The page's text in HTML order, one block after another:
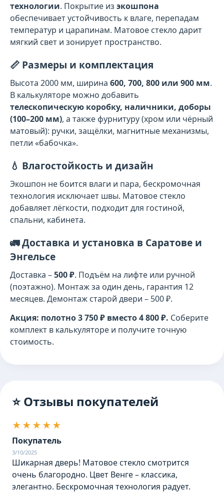
технологии. Покрытие из экошпона
обеспечивает устойчивость к влаге, перепадам
температур и царапинам. Матовое стекло дарит
мягкий свет и зонирует пространство.
📏 Размеры и комплектация
Высота 2000 мм, ширина 600, 700, 800 или 900 мм.
В калькуляторе можно добавить
телескопическую коробку, наличники, доборы
(100–200 мм), а также фурнитуру (хром или чёрный
матовый): ручки, защёлки, магнитные механизмы,
петли «бабочка».
💧 Влагостойкость и дизайн
Экошпон не боится влаги и пара, бескромочная
технология исключает швы. Матовое стекло
добавляет лёгкости, подходит для гостиной,
спальни, кабинета.
🚛 Доставка и установка в Саратове и
Энгельсе
Доставка –500 ₽. Подъём на лифте или ручной
(поэтажно). Монтаж за один день, гарантия 12
месяцев. Демонтаж старой двери – 500 ₽.
Акция: полотно 3 750 ₽ вместо 4 800 ₽. Соберите
комплект в калькуляторе и получите точную
стоимость.
⭐ Отзывы покупателей
★★★★★
Покупатель
3/10/2025
Шикарная дверь! Матовое стекло смотрится
очень благородно. Цвет Венге – классика,
элегантно. Бескромочная технология радует.